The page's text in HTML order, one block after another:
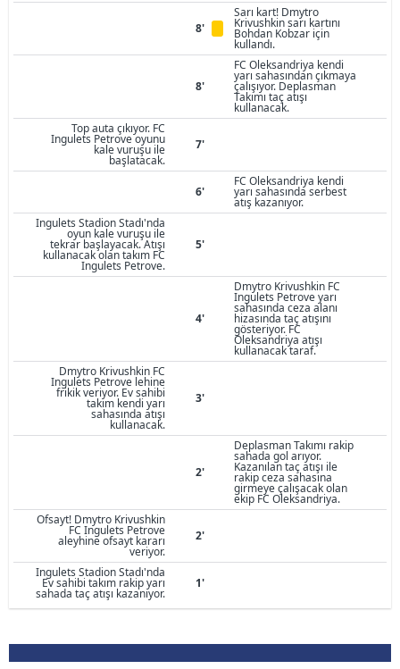
8'
Sarı kart! Dmytro
Krivushkin sarı kartını
Bohdan Kobzar için
kullandı.
8'
FC Oleksandriya kendi
yarı sahasından çıkmaya
çalışıyor. Deplasman
Takımı taç atışı
kullanacak.
Top auta çıkıyor. FC
Ingulets Petrove oyunu
kale vuruşu ile
başlatacak.
7'
6'
FC Oleksandriya kendi
yarı sahasında serbest
atış kazanıyor.
Ingulets Stadion Stadı'nda
oyun kale vuruşu ile
tekrar başlayacak. Atışı
kullanacak olan takım FC
Ingulets Petrove.
5'
4'
Dmytro Krivushkin FC
Ingulets Petrove yarı
sahasında ceza alanı
hizasında taç atışını
gösteriyor. FC
Oleksandriya atışı
kullanacak taraf.
Dmytro Krivushkin FC
Ingulets Petrove lehine
frikik veriyor. Ev sahibi
takım kendi yarı
sahasında atışı
kullanacak.
3'
2'
Deplasman Takımı rakip
sahada gol arıyor.
Kazanılan taç atışı ile
rakip ceza sahasına
girmeye çalışacak olan
ekip FC Oleksandriya.
Ofsayt! Dmytro Krivushkin
FC Ingulets Petrove
aleyhine ofsayt kararı
veriyor.
2'
Ingulets Stadion Stadı'nda
Ev sahibi takım rakip yarı
sahada taç atışı kazanıyor.
1'